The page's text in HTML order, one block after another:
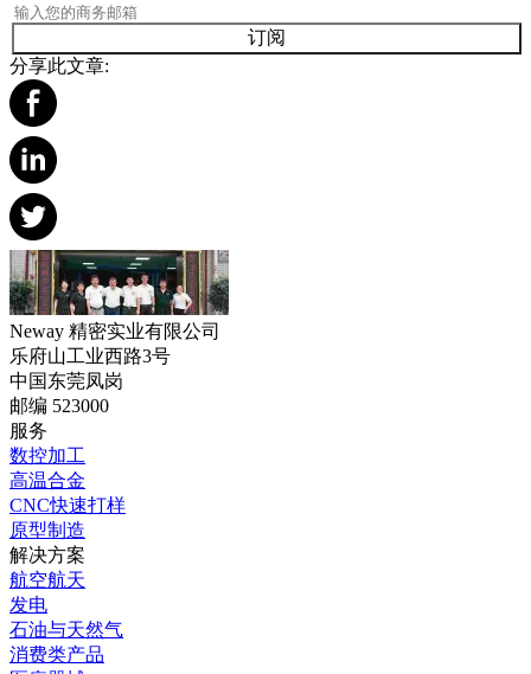
订阅
分享此文章:
Neway 精密实业有限公司
乐府山工业西路3号
中国东莞凤岗
邮编 523000
服务
数控加工
高温合金
CNC快速打样
原型制造
解决方案
航空航天
发电
石油与天然气
消费类产品